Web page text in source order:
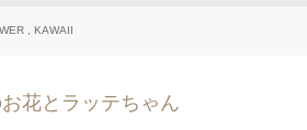
,KAWAII
花とラッテちゃん